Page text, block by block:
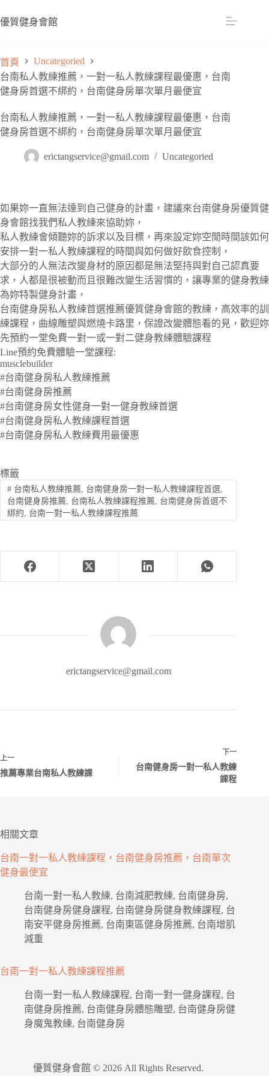
至
內
容
優質健身會館
首頁
Uncategoried
台南私人教練推薦，一對一私人教練課程最優惠，台南
健身房首選不綁約，台南健身房單次單月最便宜
台南私人教練推薦，一對一私人教練課程最優惠，台南
健身房首選不綁約，台南健身房單次單月最便宜
erictangservice@gmail.com Uncategoried
如果妳一直無法達到自己健身的計畫，建議來台南健身房優質健
身會館找我們私人教練來協助妳，
私人教練會傾聽妳的訴求以及目標，再來設定妳空閒時間該如何
安排一對一私人教練課程的時間與如何做好飲食控制，
大部分的人無法改變身材的原因都是無法堅持與對自己認真要
求，人都是很被動而且很難改變生活習慣的，讓專業的健身教練
為妳特製健身計畫，
台南健身房私人教練首選推薦優質健身會館的教練，高效率的訓
練課程，曲線雕塑與燃燒卡路里，保證改變體態看的見，歡迎妳
先預約一堂免費一對一或一對二健身教練體驗課程
Line預約免費體驗一堂課程:
musclebuilder
#台南健身房私人教練推薦
#台南健身房推薦
#台南健身房女性健身一對一健身教練首選
#台南健身房私人教練課程首選
#台南健身房私人教練費用最優惠
標籤
#台南私人教練推薦, 台南健身房一對一私人教練課程首選,
台南健身房推薦, 台南私人教練課程推薦, 台南健身房首選不
綁約, 台南一對一私人教練課程推薦
erictangservice@gmail.com
上一
推薦專業台南私人教練課
下一
台南健身房一對一私人教練
課程
相關文章
台南一對一私人教練課程，台南健身房推薦，台南單次
健身最便宜
台南一對一私人教練, 台南減肥教練, 台南健身房,
台南健身房健身課程, 台南健身房健身教練課程, 台
南安平健身房推薦, 台南東區健身房推薦, 台南增肌
減重
台南一對一私人教練課程推薦
台南一對一私人教練課程, 台南一對一健身課程, 台
南健身房推薦, 台南健身房體態雕塑, 台南健身房健
身魔鬼教練, 台南健身房
優質健身會館 © 2026 All Rights Reserved.